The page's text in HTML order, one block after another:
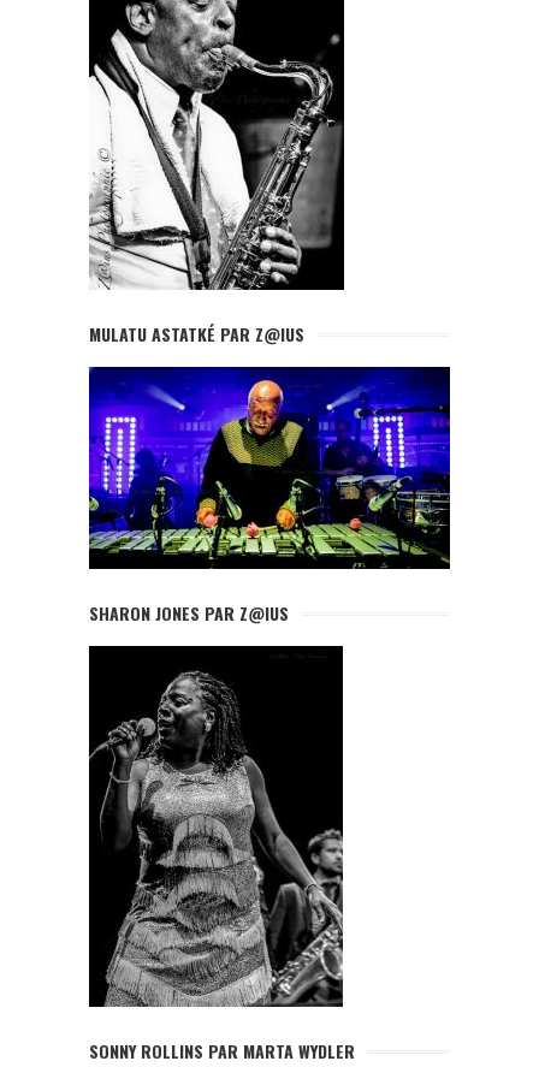
MULATU ASTATKÉ PAR Z@IUS
SHARON JONES PAR Z@IUS
SONNY ROLLINS PAR MARTA WYDLER